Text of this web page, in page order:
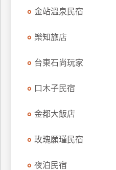
金站溫泉民宿
樂知旅店
台東石尚玩家
口木子民宿
金都大飯店
玫瑰願瑾民宿
夜泊民宿